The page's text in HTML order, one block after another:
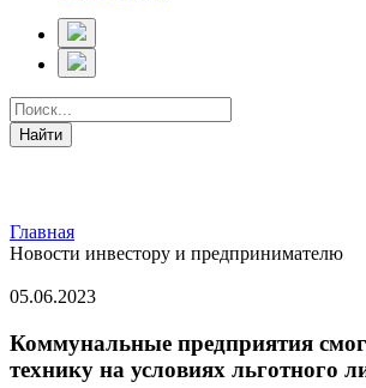
Главная
Новости инвестору и предпринимателю
05.06.2023
Коммунальные предприятия
технику на условиях льготного